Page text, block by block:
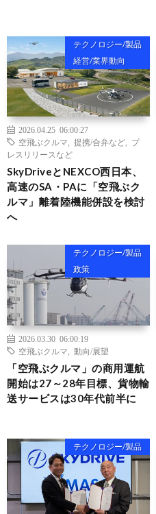
テクノロジー/製品
経営/業界動向
2026.04.25 06:00:27
空飛ぶクルマ
提携/合弁など
プ
レスリリースなど
SkyDriveとNEXCO西日本、
高速のSA・PAに「空飛ぶク
ルマ」離着陸機能併設を検討
へ
テクノロジー/製品
政策
2026.03.30 06:00:19
空飛ぶクルマ
動向/展望
「空飛ぶクルマ」の商用運航
開始は27～28年目標、貨物輸
送サービスは30年代前半に
テクノロジー/製品